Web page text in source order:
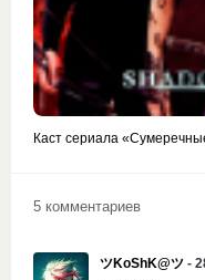
Каст сериала
5 комментариев
ツKoShK@ツ -